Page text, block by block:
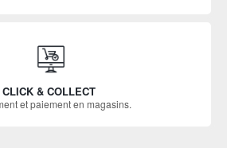
CLICK & COLLECT
et paiement en magasins.